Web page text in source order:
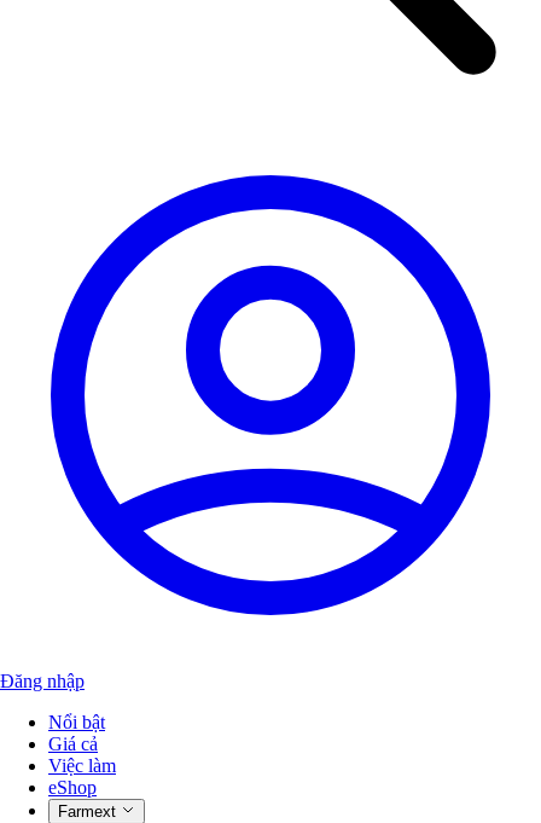
Đăng nhập
Nổi bật
Giá cả
Việc làm
eShop
Farmext